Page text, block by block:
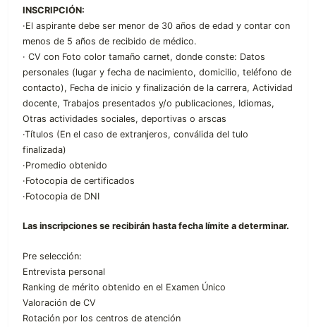
INSCRIPCIÓN:
·El aspirante debe ser menor de 30 años de edad y contar con
menos de 5 años de recibido de médico.
· CV con Foto color tamaño carnet, donde conste: Datos
personales (lugar y fecha de nacimiento, domicilio, teléfono de
contacto), Fecha de inicio y finalización de la carrera, Actividad
docente, Trabajos presentados y/o publicaciones, Idiomas,
Otras actividades sociales, deportivas o arscas
·Títulos (En el caso de extranjeros, conválida del tulo
finalizada)
·Promedio obtenido
·Fotocopia de certificados
·Fotocopia de DNI
Las inscripciones se recibirán hasta fecha límite a determinar.
Pre selección:
Entrevista personal
Ranking de mérito obtenido en el Examen Único
Valoración de CV
Rotación por los centros de atención